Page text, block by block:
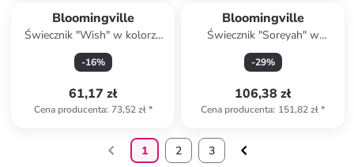
Bloomingville
Świecznik "Wish" w kolorze
zielono-biało-czerwonym -
wys. 9 x Ø 5 cm
-16%
61,17 zł
Cena producenta: 73,52 zł*
Bloomingville
Świecznik "Soreyah" w
kolorze jasnoróżowo-
beżowym - wys. 19 x Ø 15,5
-29%
106,38 zł
Cena producenta: 151,82 zł*
1 2 3